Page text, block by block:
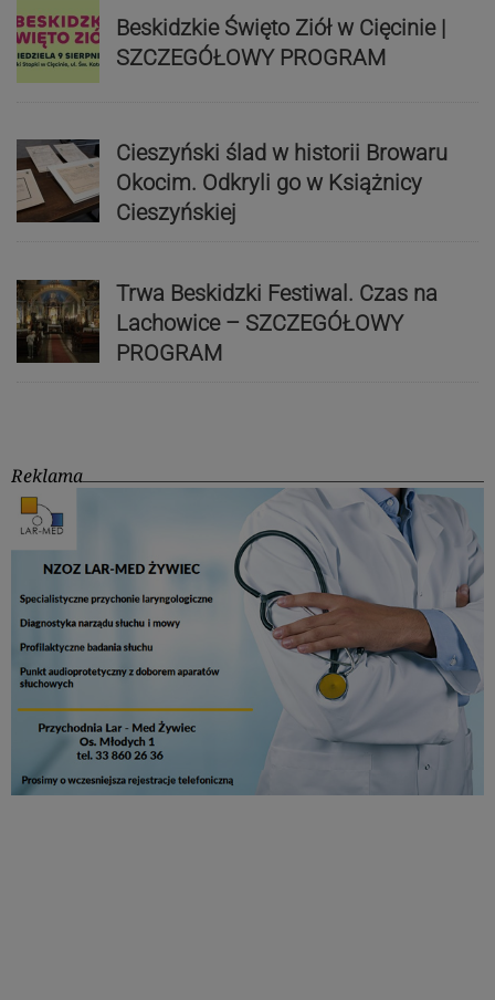
Beskidzkie Święto Ziół w Cięcinie |
SZCZEGÓŁOWY PROGRAM
Cieszyński ślad w historii Browaru
Okocim. Odkryli go w Książnicy
Cieszyńskiej
Trwa Beskidzki Festiwal. Czas na
Lachowice – SZCZEGÓŁOWY
PROGRAM
Reklama